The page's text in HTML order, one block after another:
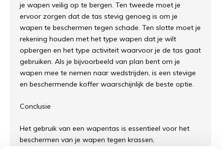
je wapen veilig op te bergen. Ten tweede moet je
ervoor zorgen dat de tas stevig genoeg is om je
wapen te beschermen tegen schade. Ten slotte moet je
rekening houden met het type wapen dat je wilt
opbergen en het type activiteit waarvoor je de tas gaat
gebruiken. Als je bijvoorbeeld van plan bent om je
wapen mee te nemen naar wedstrijden, is een stevige
en beschermende koffer waarschijnlijk de beste optie.
Conclusie
Het gebruik van een wapentas is essentieel voor het
beschermen van je wapen tegen krassen,